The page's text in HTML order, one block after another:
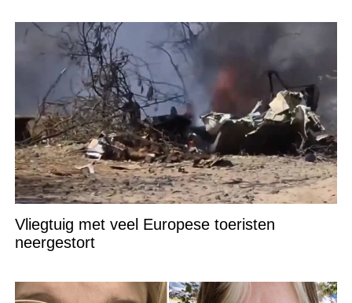
Vliegtuig met veel Europese toeristen
neergestort